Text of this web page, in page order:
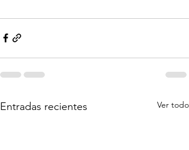
Entradas recientes Ver todo